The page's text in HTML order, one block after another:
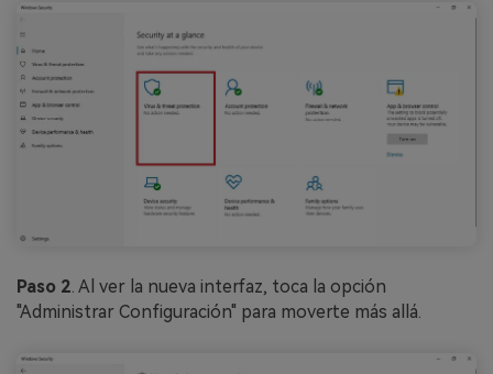
Paso 2. Al ver la nueva interfaz, toca la opción
"Administrar Configuración" para moverte más allá.